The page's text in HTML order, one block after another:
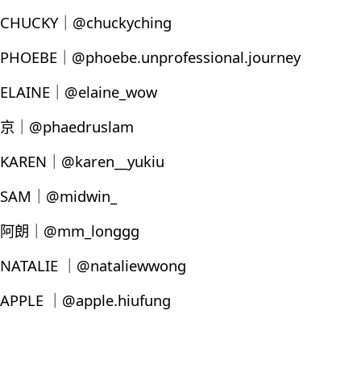
CHUCKY｜@chuckyching
PHOEBE｜@phoebe.unprofessional.journey
ELAINE｜@elaine_wow
京｜@phaedruslam
KAREN｜@karen__yukiu
SAM｜@midwin_
阿朗｜@mm_longgg
NATALIE ｜@nataliewwong
APPLE ｜@apple.hiufung